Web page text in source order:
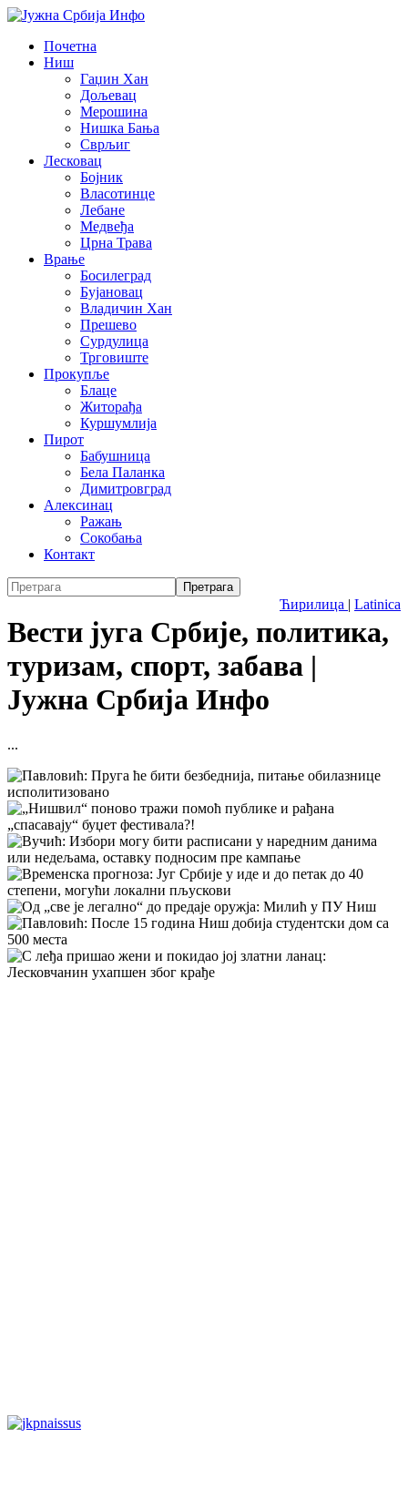
Почетна
Ниш
Гаџин Хан
Дољевац
Мерошина
Нишка Бања
Сврљиг
Лесковац
Бојник
Власотинце
Лебане
Медвеђа
Црна Трава
Врање
Босилеград
Бујановац
Владичин Хан
Прешево
Сурдулица
Трговиште
Прокупље
Блаце
Житорађа
Куршумлија
Пирот
Бабушница
Бела Паланка
Димитровград
Алексинац
Ражањ
Сокобања
Контакт
Ћирилица | Latinica
Вести југа Србије, политика,
туризам, спорт, забава |
Јужна Србија Инфо
...